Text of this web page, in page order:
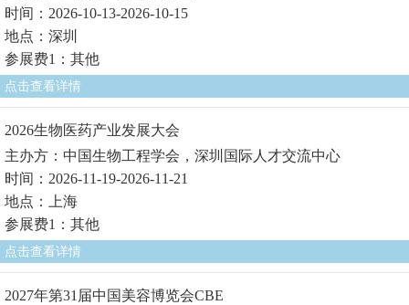
时间：2026-10-13-2026-10-15
地点：深圳
参展费1：其他
点击查看详情
2026生物医药产业发展大会
主办方：中国生物工程学会，深圳国际人才交流中心
时间：2026-11-19-2026-11-21
地点：上海
参展费1：其他
点击查看详情
2027年第31届中国美容博览会CBE